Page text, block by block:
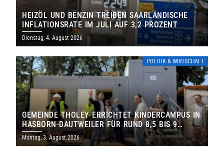
HEIZÖL UND BENZIN TREIBEN SAARLÄNDISCHE
INFLATIONSRATE IM JULI AUF 3,2 PROZENT
Dienstag, 4. August 2026
POLITIK & WIRTSCHAFT
GEMEINDE THOLEY ERRICHTET KINDERCAMPUS IN
HASBORN-DAUTWEILER FÜR RUND 8,5 BIS 9
MILLIONEN EURO
Montag, 3. August 2026